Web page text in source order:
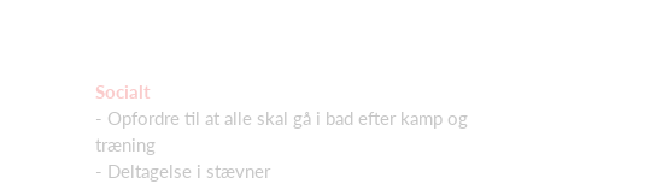
Socialt
- Opfordre til at alle skal gå i bad efter kamp og
træning
- Deltagelse i stævner